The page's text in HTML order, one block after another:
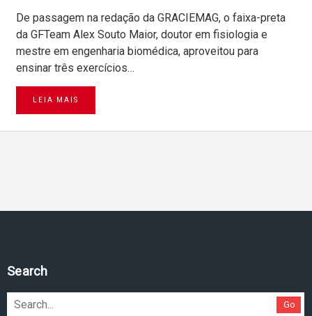
De passagem na redação da GRACIEMAG, o faixa-preta
da GFTeam Alex Souto Maior, doutor em fisiologia e
mestre em engenharia biomédica, aproveitou para
ensinar três exercícios…
LEIA MAIS
Pesquise no site
Go